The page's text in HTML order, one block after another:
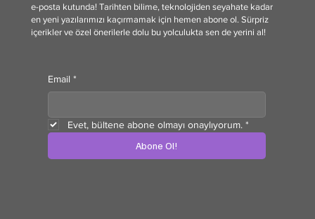
Email *
Evet, bültene abone olmayı onaylıyorum. *
Abone Ol!
e-posta kutunda! Tarihten bilime, teknolojiden seyahate kadar
en yeni yazılarımızı kaçırmamak için hemen abone ol. Sürpriz
içerikler ve özel önerilerle dolu bu yolculukta sen de yerini al!